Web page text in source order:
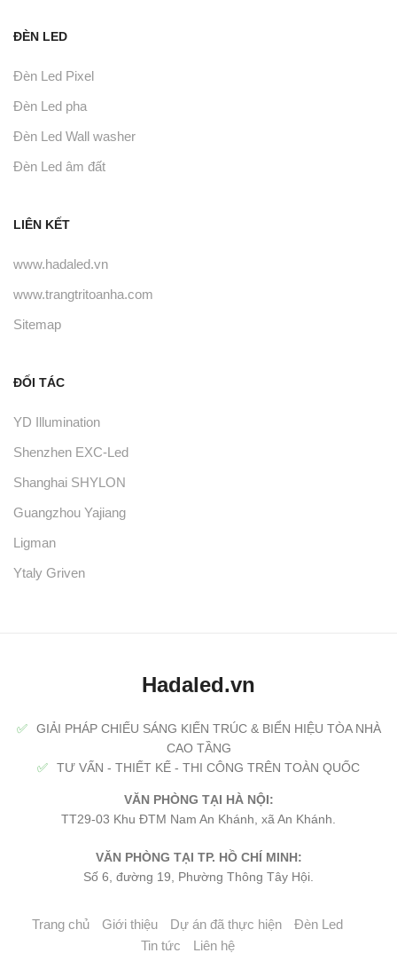
ĐÈN LED
Đèn Led Pixel
Đèn Led pha
Đèn Led Wall washer
Đèn Led âm đất
LIÊN KẾT
www.hadaled.vn
www.trangtritoanha.com
Sitemap
ĐỐI TÁC
YD Illumination
Shenzhen EXC-Led
Shanghai SHYLON
Guangzhou Yajiang
Ligman
Ytaly Griven
Hadaled.vn
✅
GIẢI PHÁP CHIẾU SÁNG KIẾN TRÚC & BIỂN HIỆU TÒA NHÀ
CAO TẦNG
✅
TƯ VẤN - THIẾT KẾ - THI CÔNG TRÊN TOÀN QUỐC
VĂN PHÒNG TẠI HÀ NỘI:
TT29-03 Khu ĐTM Nam An Khánh, xã An Khánh.
VĂN PHÒNG TẠI TP. HỒ CHÍ MINH:
Số 6, đường 19, Phường Thông Tây Hội.
Trang chủ Giới thiệu Dự án đã thực hiện
Đèn Led
Tin tức
Liên hệ